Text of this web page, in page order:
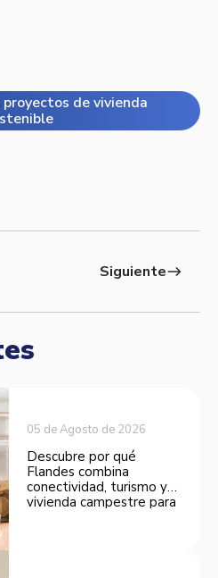
de vivienda
Siguienteeast
05 de Agosto de 2026
Descubre por qué
Flandes combina
conectividad, turismo y
vivienda campestre para